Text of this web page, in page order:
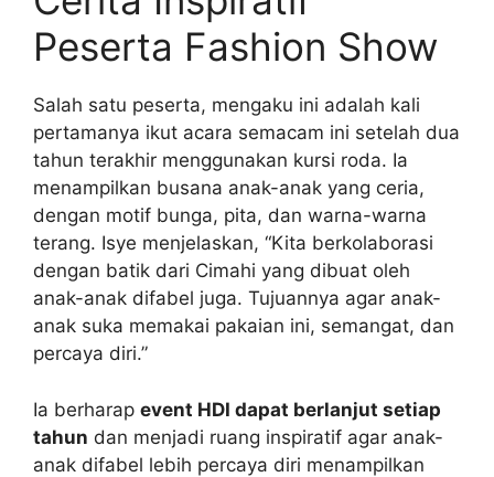
Peserta Fashion Show
Salah satu peserta, mengaku ini adalah kali
pertamanya ikut acara semacam ini setelah dua
tahun terakhir menggunakan kursi roda. Ia
menampilkan busana anak-anak yang ceria,
dengan motif bunga, pita, dan warna-warna
terang. Isye menjelaskan, “Kita berkolaborasi
dengan batik dari Cimahi yang dibuat oleh
anak-anak difabel juga. Tujuannya agar anak-
anak suka memakai pakaian ini, semangat, dan
percaya diri.”
Ia berharap event HDI dapat berlanjut setiap
tahun dan menjadi ruang inspiratif agar anak-
anak difabel lebih percaya diri menampilkan